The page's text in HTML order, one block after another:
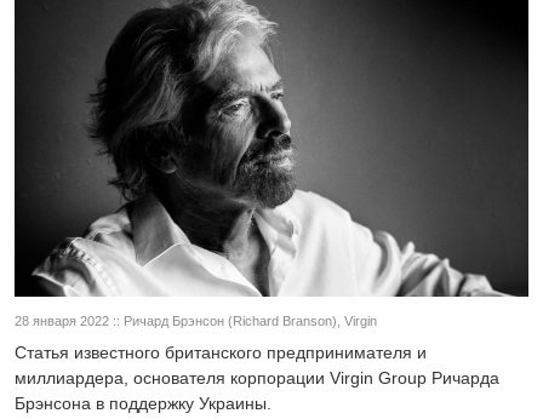
28 января 2022 :: Ричард Брэнсон (Richard Branson), Virgin
Статья известного британского предпринимателя и
миллиардера, основателя корпорации Virgin Group Ричарда
Брэнсона в поддержку Украины.